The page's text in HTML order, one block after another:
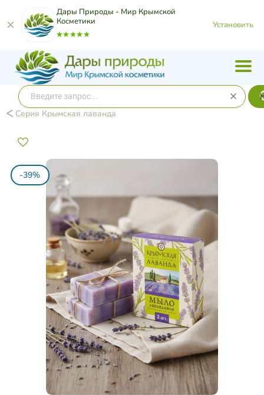
Дары Природы - Мир Крымской
Косметики
Установить
Серия Крымская лаванда
-39%